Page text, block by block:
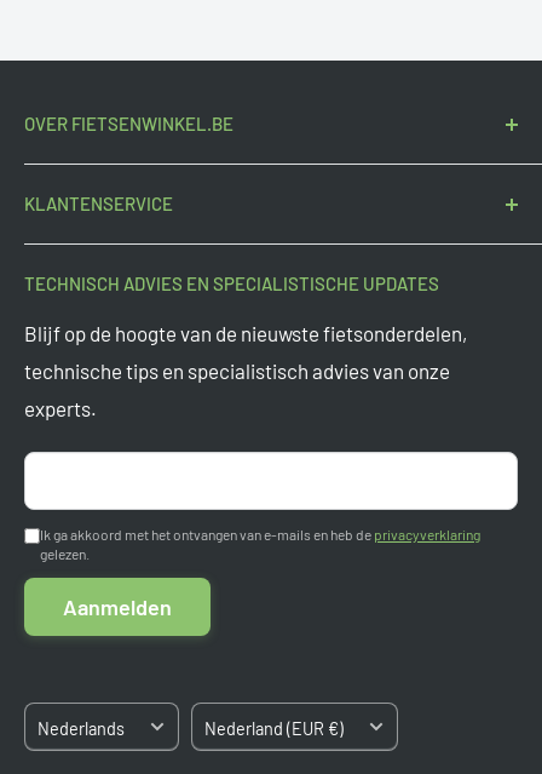
OVER FIETSENWINKEL.BE
fietsonderdelenspecialist sinds 2015. Door groot in te
kopen bieden we altijd de scherpste prijzen.
Onderdeel vanTormino B.V.
Vragen? Mail ons opsupport@tormino.com
Pletterij 35 F
2211 JT Noordwijkerhout
Nederland
Kvk: 84663545
BTW: NL8633.03.808.B.01
KLANTENSERVICE
Ruilen en retourneren
Garantie
Betaalmogelijkheden
Algemene voorwaarden
Sitemap
TECHNISCH ADVIES EN SPECIALISTISCHE UPDATES
Blijf op de hoogte van de nieuwste fietsonderdelen,
technische tips en specialistisch advies van onze
experts.
Ik ga akkoord met het ontvangen van e-mails en heb de privacyverklaring
gelezen.
Aanmelden
TaalNederlands Land/regio
Nederland (EUR €)